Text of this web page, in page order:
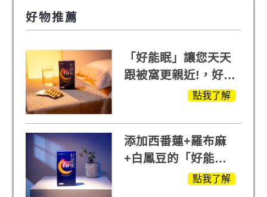
好物推薦
「好能眠」讓您天天
跟被窩更親近!，好能
生醫X陳亞蘭推薦!
點我了解
添加西番蓮+羅布麻
+白鳳豆的「好能
眠」，獨家專利配
點我了解